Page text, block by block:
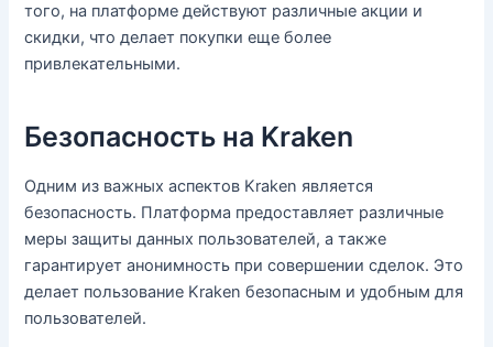
того, на платформе действуют различные акции и
скидки, что делает покупки еще более
привлекательными.
Безопасность на Kraken
Одним из важных аспектов Kraken является
безопасность. Платформа предоставляет различные
меры защиты данных пользователей, а также
гарантирует анонимность при совершении сделок. Это
делает пользование Kraken безопасным и удобным для
пользователей.